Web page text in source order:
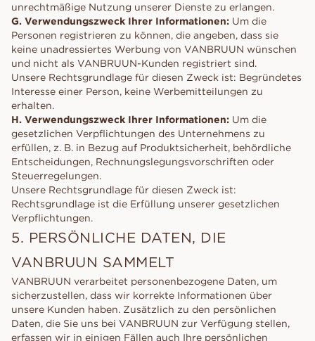
unrechtmäßige Nutzung unserer Dienste zu erlangen.
G. Verwendungszweck Ihrer Informationen: Um die
Personen registrieren zu können, die angeben, dass sie
keine unadressiertes Werbung von VANBRUUN wünschen
und nicht als VANBRUUN-Kunden registriert sind.
Unsere Rechtsgrundlage für diesen Zweck ist: Begründetes
Interesse einer Person, keine Werbemitteilungen zu
erhalten.
H. Verwendungszweck Ihrer Informationen: Um die
gesetzlichen Verpflichtungen des Unternehmens zu
erfüllen, z. B. in Bezug auf Produktsicherheit, behördliche
Entscheidungen, Rechnungslegungsvorschriften oder
Steuerregelungen.
Unsere Rechtsgrundlage für diesen Zweck ist:
Rechtsgrundlage ist die Erfüllung unserer gesetzlichen
Verpflichtungen.
5. PERSÖNLICHE DATEN, DIE
VANBRUUN SAMMELT
VANBRUUN verarbeitet personenbezogene Daten, um
sicherzustellen, dass wir korrekte Informationen über
unsere Kunden haben. Zusätzlich zu den persönlichen
Daten, die Sie uns bei VANBRUUN zur Verfügung stellen,
erfassen wir in einigen Fällen auch Ihre persönlichen